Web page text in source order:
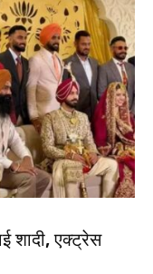
शादी, एक्ट्रेस